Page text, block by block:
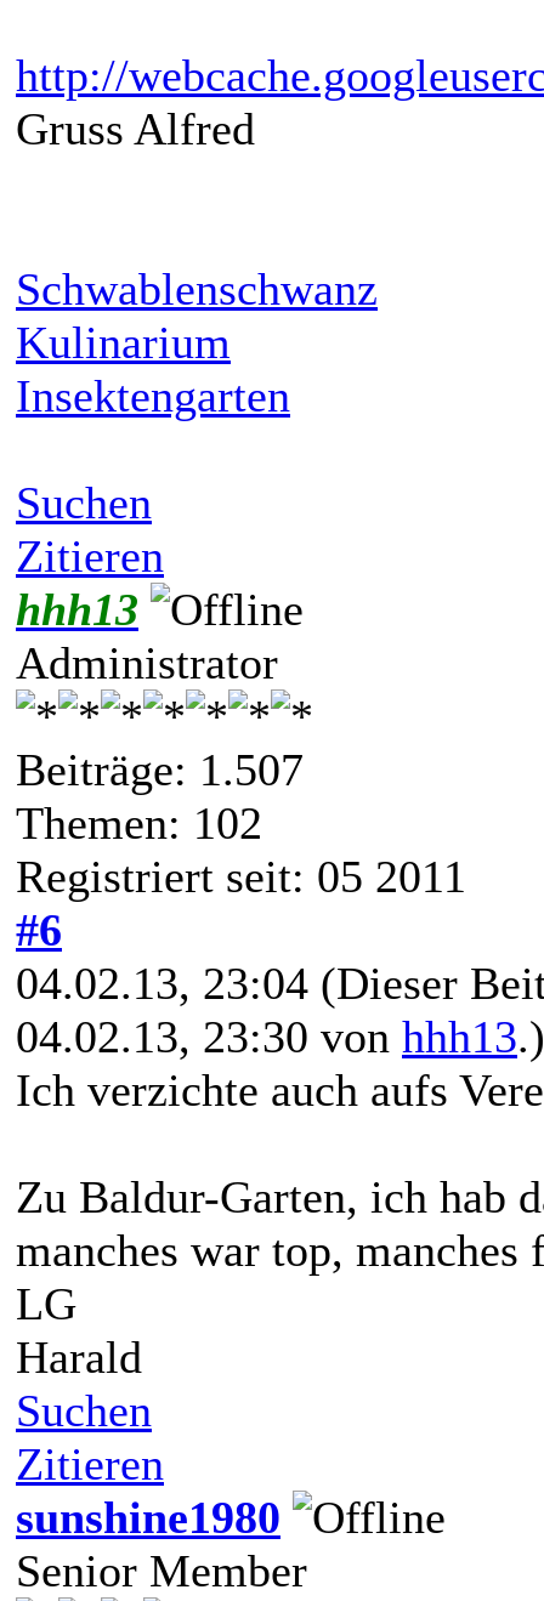
http://
Gruss Alfred
Schwablenschwanz
Kulinarium
Insektengarten
Suchen
Zitieren
hhh13
Administrator
Beiträge: 1.507
Themen: 102
Registriert seit: 05 2011
#6
04.02.13, 23:04 (Dieser
04.02.13, 23:30 von hhh13.)
Ich verzichte auch aufs
Zu Baldur-Garten, ich hab
manches war top, manches
LG
Harald
Suchen
Zitieren
sunshine1980
Senior Member